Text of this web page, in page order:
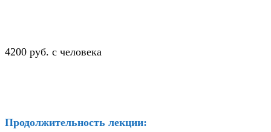
4200 руб. с человека
Продолжительность лекции: